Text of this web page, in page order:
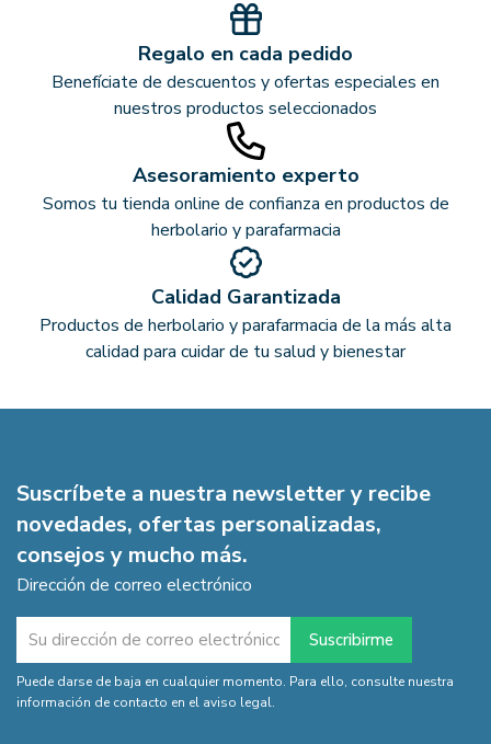
Regalo en cada pedido
Benefíciate de descuentos y ofertas especiales en
nuestros productos seleccionados
Asesoramiento experto
Somos tu tienda online de confianza en productos de
herbolario y parafarmacia
Calidad Garantizada
Productos de herbolario y parafarmacia de la más alta
calidad para cuidar de tu salud y bienestar
Suscríbete a nuestra newsletter y recibe
novedades, ofertas personalizadas,
consejos y mucho más.
Dirección de correo electrónico
Puede darse de baja en cualquier momento. Para ello, consulte nuestra
información de contacto en el aviso legal.